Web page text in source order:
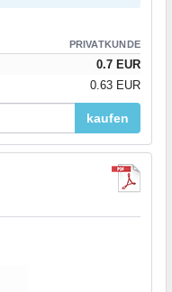
PRIVATKUNDE
0.7 EUR
0.63 EUR
kaufen